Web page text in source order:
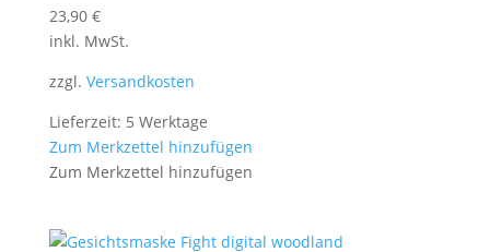
23,90 €
inkl. MwSt.
zzgl. Versandkosten
Lieferzeit: 5 Werktage
Zum Merkzettel hinzufügen
Zum Merkzettel hinzufügen